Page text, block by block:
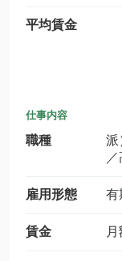
平均賃金
仕事内容
職種
派
雇用形態 有
賃金